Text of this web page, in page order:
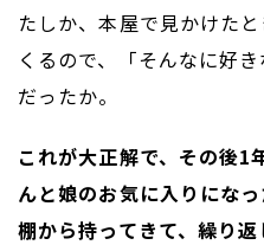
たしか、本屋で見かけた
くるので、「そんなに好
だったか。
これが大正解で、その後1
んと娘のお気に入りにな
棚から持ってきて、繰り返